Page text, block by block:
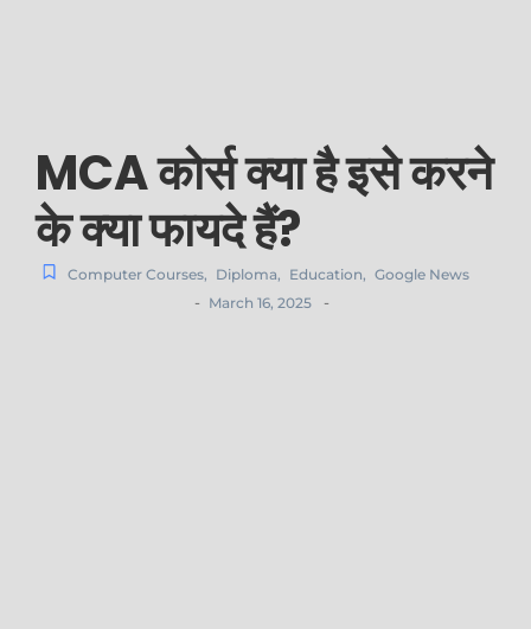
MCA कोर्स क्या है इसे करने
के क्या फायदे हैं?
Computer Courses, Diploma, Education, Google News
- March 16, 2025 -